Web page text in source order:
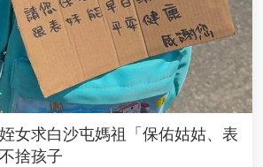
女求白沙屯媽祖「保佑姑姑、表
捨孩子